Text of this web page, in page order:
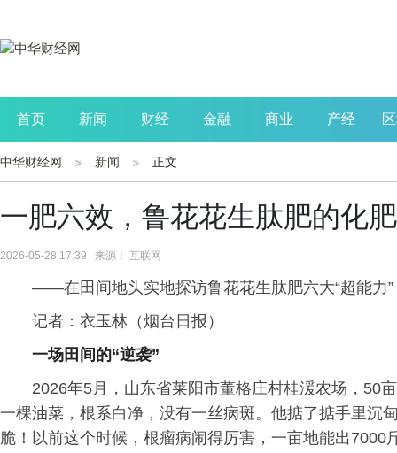
首页 新闻 财经 金融 商业 产经
公司 生活 读书
中华财经网 新闻 正文
一肥六效，鲁花花生肽肥的化
2026-05-28 17:39 来源： 互联网
——在田间地头实地探访鲁花花生肽肥六大“超能力”
记者：衣玉林（烟台日报）
一场田间的“逆袭”
2026年5月，山东省莱阳市董格庄村桂湲农场，50
一棵油菜，根系白净，没有一丝病斑。他掂了掂手里沉
脆！以前这个时候，根瘤病闹得厉害，一亩地能出